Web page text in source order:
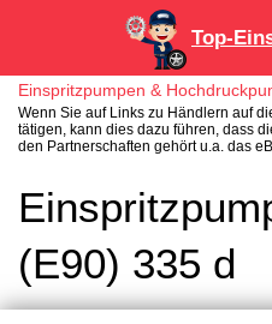
Top-
Einspritzpumpen &
Wenn Sie auf Links zu Händlern auf
tätigen, kann dies dazu führen, dass
den Partnerschaften gehört u.a. das
(E90) 335 d